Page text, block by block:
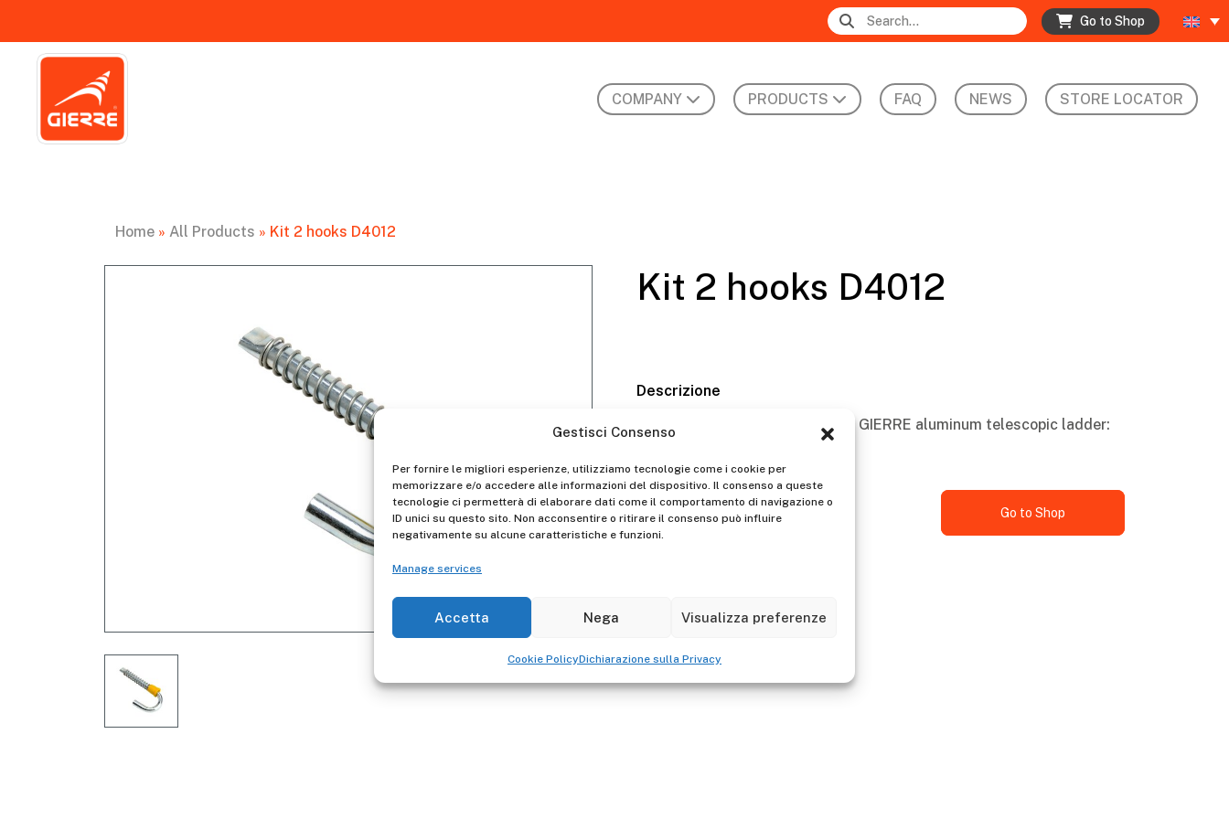
Gestisci Consenso
Per fornire le migliori esperienze, utilizziamo tecnologie come i cookie per
memorizzare e/o accedere alle informazioni del dispositivo. Il consenso a queste
tecnologie ci permetterà di elaborare dati come il comportamento di navigazione o
ID unici su questo sito. Non acconsentire o ritirare il consenso può influire
negativamente su alcune caratteristiche e funzioni.
Manage services
Accetta Nega Visualizza preferenze
Cookie PolicyDichiarazione sulla Privacy
Go to Shop
COMPANY PRODUCTS FAQ NEWS STORE LOCATOR
Home » All Products » Kit 2 hooks D4012
Kit 2 hooks D4012
Descrizione
The hook kit is adaptable to the GIERRE aluminum telescopic ladder:
Go to Shop